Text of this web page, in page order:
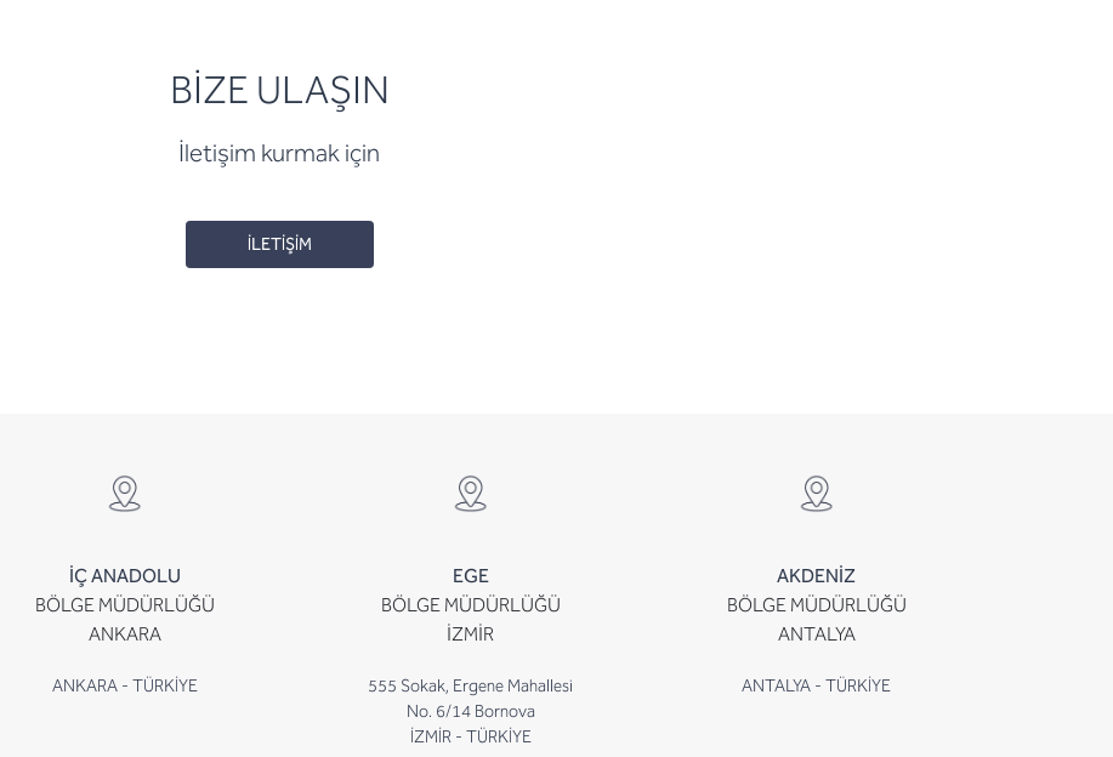
BİZE ULAŞIN
İletişim kurmak için
İLETİŞİM
İÇ ANADOLU
BÖLGE MÜDÜRLÜĞÜ
ANKARA
ANKARA - TÜRKİYE
EGE
BÖLGE MÜDÜRLÜĞÜ
İZMİR
555 Sokak, Ergene Mahallesi
No. 6/14 Bornova
İZMİR - TÜRKİYE
AKDENİZ
BÖLGE MÜDÜRLÜĞÜ
ANTALYA
ANTALYA - TÜRKİYE